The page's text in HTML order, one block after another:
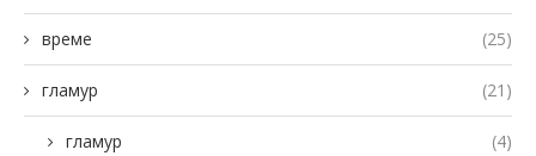
време (25)
гламур (21)
гламур (4)